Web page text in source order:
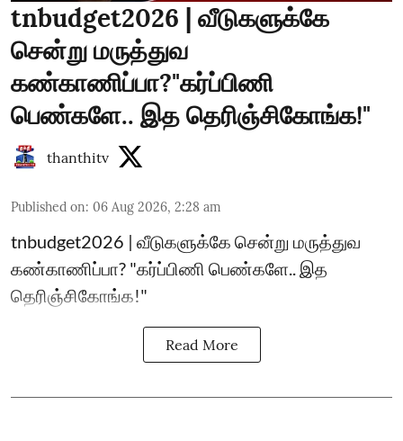
tnbudget2026 | வீடுகளுக்கே
சென்று மருத்துவ
கண்காணிப்பா?"கர்ப்பிணி
பெண்களே.. இத தெரிஞ்சிகோங்க!"
thanthitv
Published on: 06 Aug 2026, 2:28 am
tnbudget2026 | வீடுகளுக்கே சென்று மருத்துவ
கண்காணிப்பா? "கர்ப்பிணி பெண்களே.. இத
தெரிஞ்சிகோங்க!"
Read More